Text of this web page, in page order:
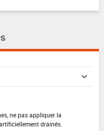
ne pas appliquer la
drainés.